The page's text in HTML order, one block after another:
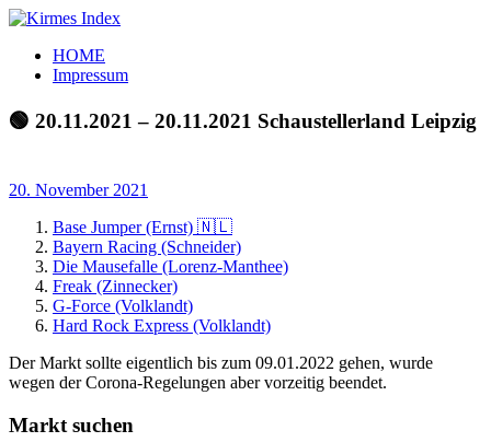
Zum
springen
Kirmes
Index
Tourpläne
der
letzten
HOME
Impressum
🟢 20.11.2021 – 20.11.2021 Schaustellerland Leipzig
20. November 2021
Base Jumper (Ernst) 🇳🇱
Bayern Racing (Schneider)
Die Mausefalle (Lorenz-Manthee)
Freak (Zinnecker)
G-Force (Volklandt)
Hard Rock Express (Volklandt)
Der Markt sollte eigentlich bis zum 09.01.2022 gehen, wurde
wegen der Corona-Regelungen aber vorzeitig beendet.
Markt suchen